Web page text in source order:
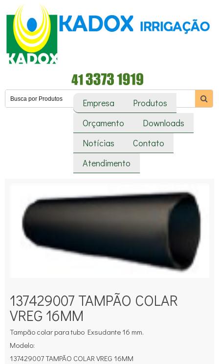
Empresa
Produtos
Orçamento
Downloads
Notícias
Contato
Atendimento
137429007 TAMPÃO COLAR
VREG 16MM
Tampão colar para tubo Exsudante 16 mm.
Modelo:
137429007 TAMPÃO COLAR VREG 16MM